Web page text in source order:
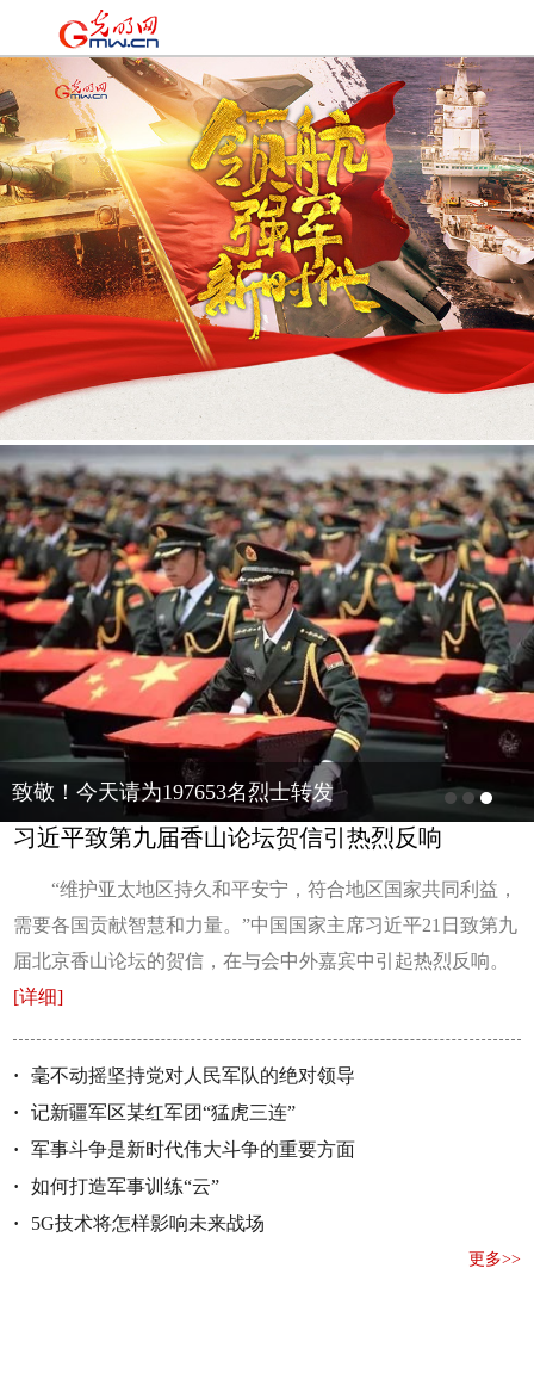
致敬！今天请为197653名烈士转发
习近平致第九届香山论坛贺信引热烈反响
“维护亚太地区持久和平安宁，符合地区国家共同利益，
需要各国贡献智慧和力量。”中国国家主席习近平21日致第九
届北京香山论坛的贺信，在与会中外嘉宾中引起热烈反响。
[详细]
·
毫不动摇坚持党对人民军队的绝对领导
·
记新疆军区某红军团“猛虎三连”
·
军事斗争是新时代伟大斗争的重要方面
·
如何打造军事训练“云”
·
5G技术将怎样影响未来战场
更多>>